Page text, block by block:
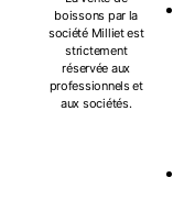
boissons par la
société Milliet est
strictement
réservée aux
professionnels et
aux sociétés.